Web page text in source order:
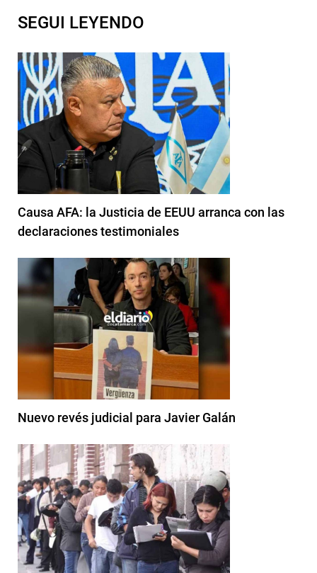
SEGUI LEYENDO
Causa AFA: la Justicia de EEUU arranca con las
declaraciones testimoniales
Nuevo revés judicial para Javier Galán